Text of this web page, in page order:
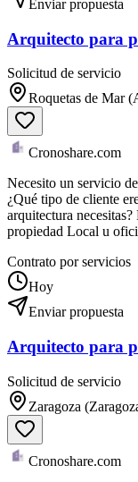
Enviar propuesta
Arquitecto para
Solicitud de servicio
Roquetas de Mar
Cronoshare.com
Necesito un servicio
¿Qué tipo de cliente
arquitectura
propiedad Local u
Contrato por servicios
Hoy
Enviar propuesta
Arquitecto para
Solicitud de servicio
Zaragoza
Cronoshare.com